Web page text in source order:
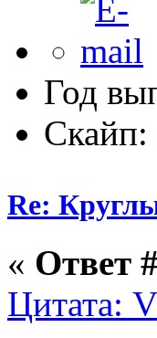
Год
Re:
« Ответ
Цитата: